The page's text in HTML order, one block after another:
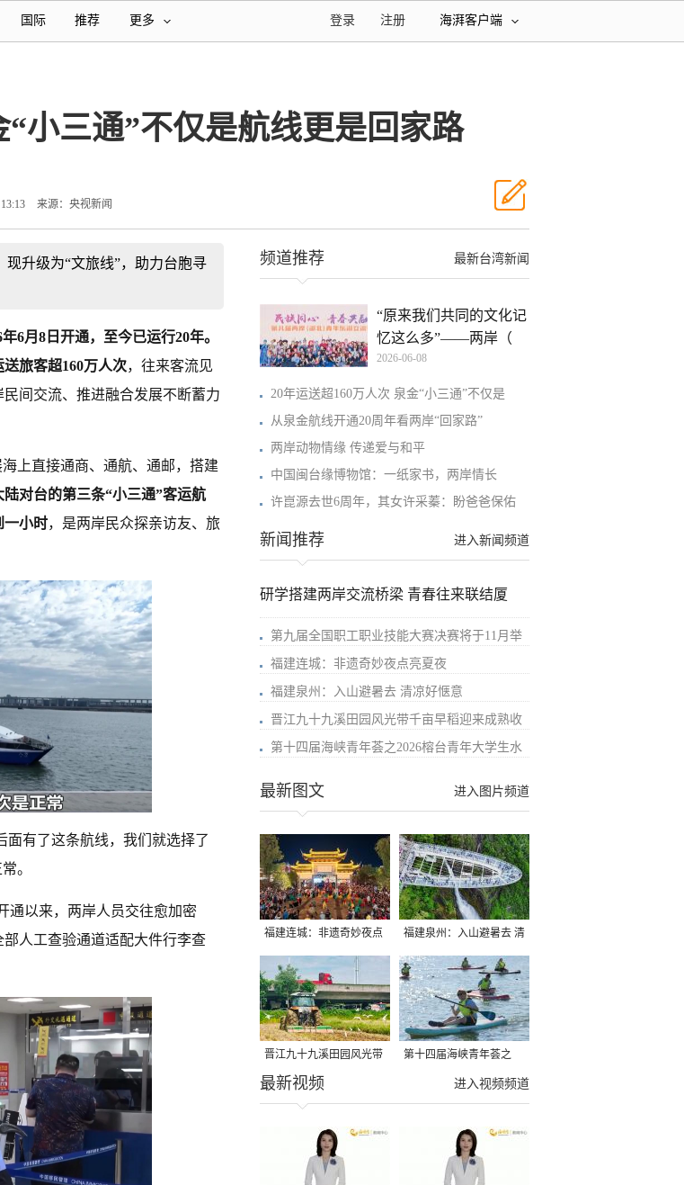
国际 推荐 更多 海湃客户端
注册
登录
小三通”不仅是航线更是回家路
来源：央视新闻
现升级为“文旅线”，助力台胞寻
6月8日开通，至今已运行20年。
旅客超160万人次，往来客流见
间交流、推进融合发展不断蓄力
上直接通商、通航、通邮，搭建
对台的第三条“小三通”客运航
一小时，是两岸民众探亲访友、旅
面有了这条航线，我们就选择了
。
通以来，两岸人员交往愈加密
人工查验通道适配大件行李查
最新台湾新闻
频道推荐
“原来我们共同的文化记
忆这么多”——两岸（
2026-06-08
20年运送超160万人次 泉金“小三通”不仅是
从泉金航线开通20周年看两岸“回家路”​
两岸动物情缘 传递爱与和平
中国闽台缘博物馆：一纸家书，两岸情长
许崑源去世6周年，其女许采蓁：盼爸爸保佑
进入新闻频道
新闻推荐
研学搭建两岸交流桥梁 青春往来联结厦
第九届全国职工职业技能大赛决赛将于11月举
福建连城：非遗奇妙夜点亮夏夜
福建泉州：入山避暑去 清凉好惬意
晋江九十九溪田园风光带千亩早稻迎来成熟收
第十四届海峡青年荟之2026榕台青年大学生水
进入图片频道
最新图文
福建连城：非遗奇妙夜点
亮夏夜
福建泉州：入山避暑去 清
凉好惬意
晋江九十九溪田园风光带
千亩早稻迎来成熟收割季
第十四届海峡青年荟之
2026榕台青年大学生水上
进入视频频道
最新视频